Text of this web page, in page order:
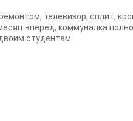
телевизор, сплит,
вперед, коммуналка
студентам